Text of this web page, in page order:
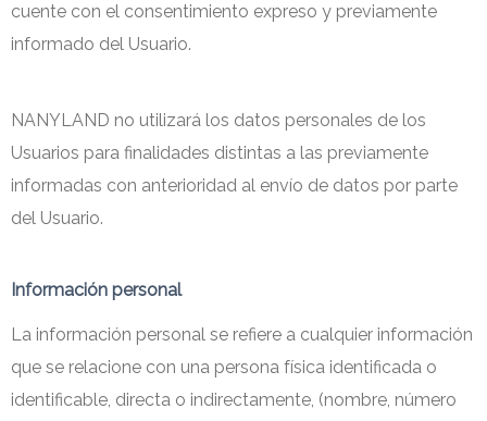
cuente con el consentimiento expreso y previamente
informado del Usuario.
NANYLAND no utilizará los datos personales de los
Usuarios para finalidades distintas a las previamente
informadas con anterioridad al envío de datos por parte
del Usuario.
Información personal
La información personal se refiere a cualquier información
que se relacione con una persona física identificada o
identificable, directa o indirectamente, (nombre, número